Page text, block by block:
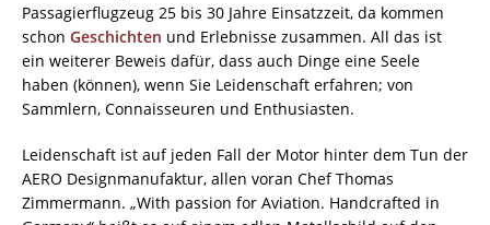
Passagierflugzeug 25 bis 30 Jahre Einsatzzeit, da kommen
schon Geschichten und Erlebnisse zusammen. All das ist
ein weiterer Beweis dafür, dass auch Dinge eine Seele
haben (können), wenn Sie Leidenschaft erfahren; von
Sammlern, Connaisseuren und Enthusiasten.
Leidenschaft ist auf jeden Fall der Motor hinter dem Tun der
AERO Designmanufaktur, allen voran Chef Thomas
Zimmermann. „With passion for Aviation. Handcrafted in